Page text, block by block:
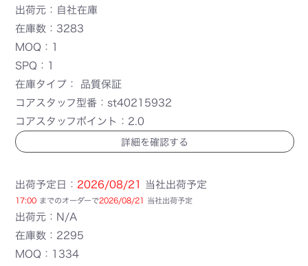
出荷元：自社在庫
在庫数：3283
MOQ：1
SPQ：1
在庫タイプ： 品質保証
コアスタッフ型番：st40215932
コアスタッフポイント：2.0
詳細を確認する
出荷予定日： 2026/08/21 当社出荷予定
17:00 までのオーダーで2026/08/21 当社出荷予定
出荷元：N/A
在庫数：2295
MOQ：1334